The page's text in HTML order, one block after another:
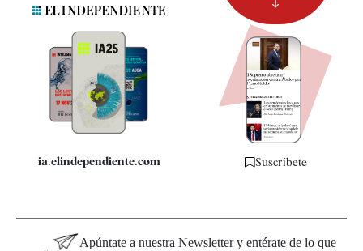
Quiénes somos
Especificaciones
ia.elindependiente.com Suscríbete
Apúntate a nuestra Newsletter y entérate de lo que